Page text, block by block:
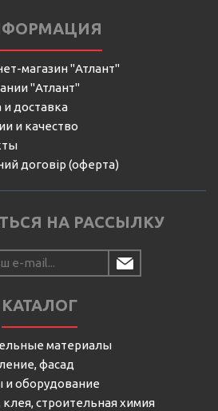
магазин "Атлант"
"Атлант"
и доставка
и качество
договір (оферта)
НА РАССЫЛКУ
КАТАЛОГ
материалы
фасад
и оборудование
клея, строительная химия